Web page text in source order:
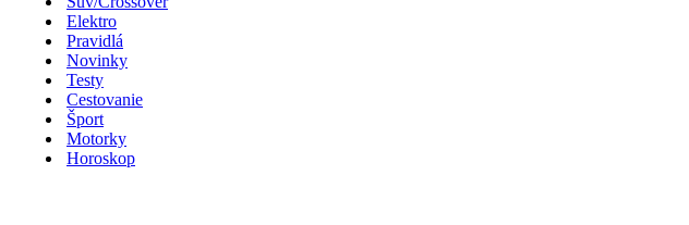
Elektro
Pravidlá
Novinky
Testy
Cestovanie
Šport
Motorky
Horoskop